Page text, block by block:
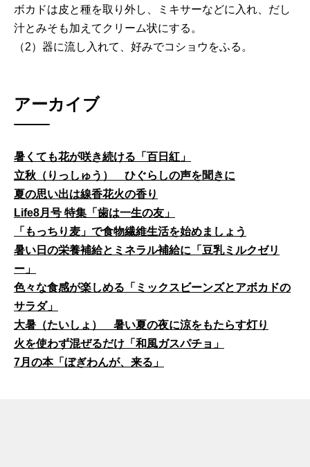
ボカドは皮と種を取り外し、ミキサーなどに入れ、だし
汁とみそも加えてクリーム状にする。
（2）器に流し入れて、好みでコショウをふる。
アーカイブ
暑くても花が咲き続ける「百日紅」
立秋（りっしゅう） ひぐらしの声を聞きに
夏の思い出は線香花火の香り
Life8月号 特集「歯は一生の友」
「もっちり麦」で食物繊維生活を始めましょう
暑い日の栄養補給とミネラル補給に「豆乳ミルクゼリ
ー」
色々な食感が楽しめる「ミックスビーンズとアボカドの
サラダ」
大暑（たいしょ） 暑い夏の夜に涼をもたらす灯り
火を使わず混ぜるだけ「和風ガスパチョ」
7月の本「ぼぎわんが、来る」